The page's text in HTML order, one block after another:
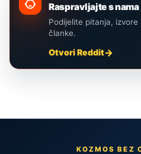
Raspravljajte s
Podijelite pitanja,
članke.
Otvori Reddit
KOZMOS BEZ